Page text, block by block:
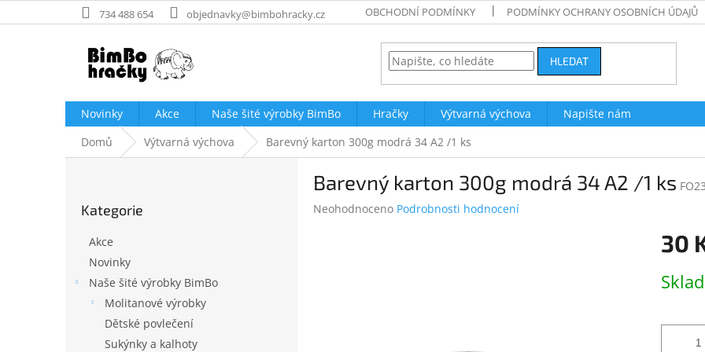
na
734 488 654 objednavky@bimbohracky.cz OBCHODNÍ PODMÍNKY PODMÍNKY OCHRANY OSOBNÍCH ÚDAJŮ
HLEDAT
Novinky Akce Naše šité výrobky BimBo Hračky Výtvarná výchova
Napište nám
Domů
Výtvarná výchova Barevný karton 300g modrá 34 A2 /1 ks
kategorie
Kategorie
Akce
Novinky
Naše šité výrobky BimBo
Molitanové výrobky
Dětské povlečení
Sukýnky a kalhoty
Barevný karton 300g modrá 34 A2 /1 ks
Průměrné
Neohodnoceno Podrobnosti hodnocení
30
cena: